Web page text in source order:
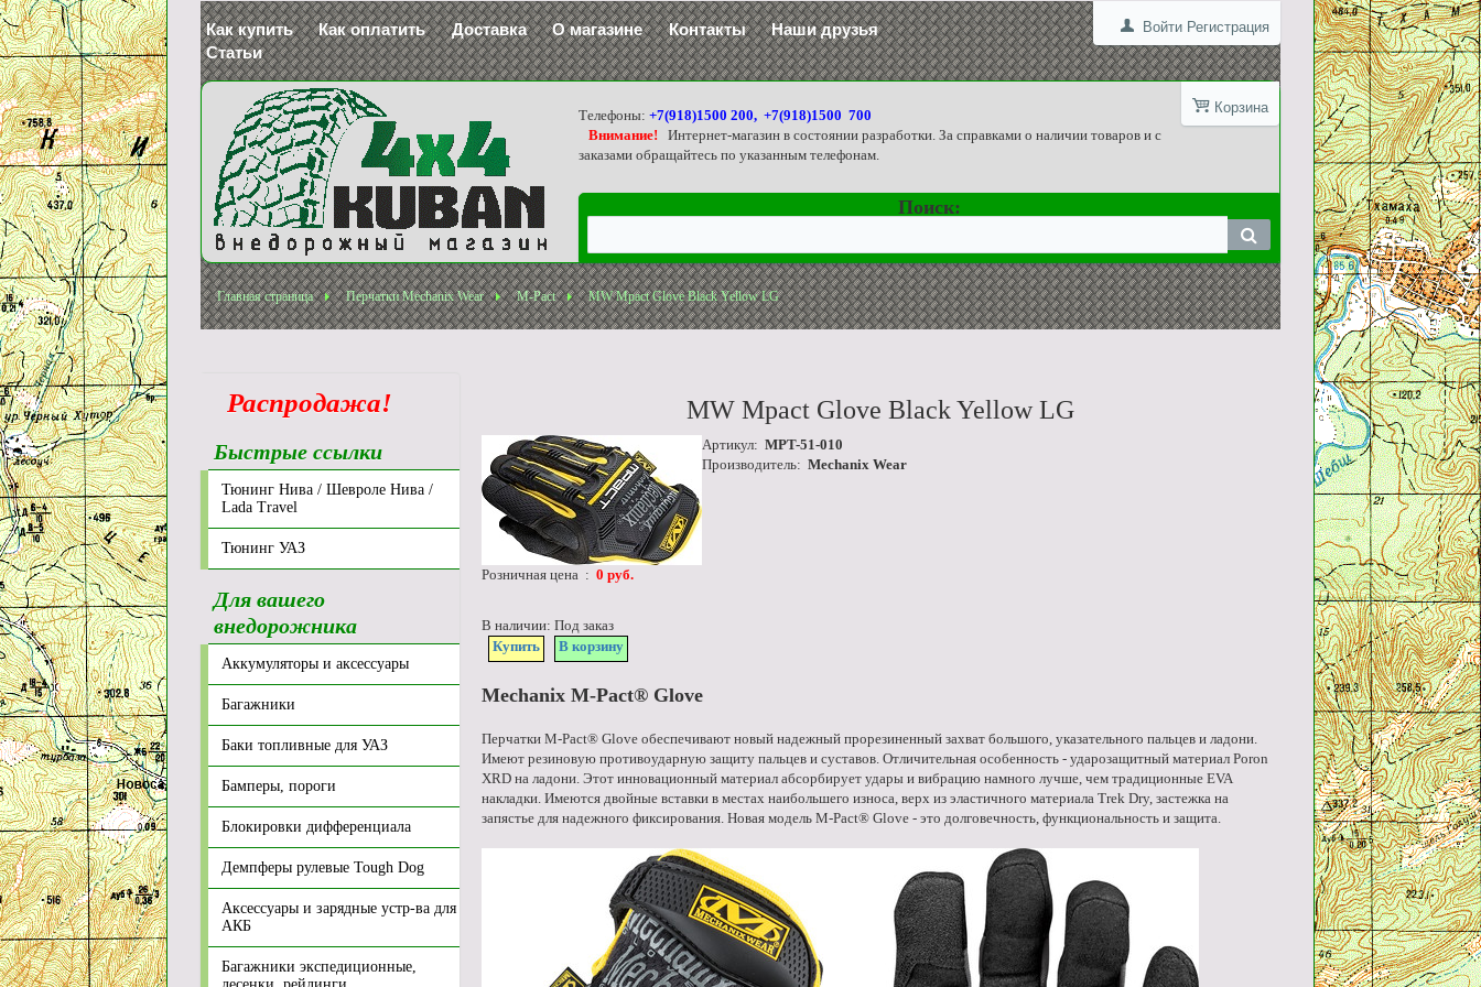
Войти Регистрация
Как купить Как оплатить Доставка О магазине Контакты
Наши друзья
Статьи
Корзина
Телефоны:+7(918)1500 200, +7(918)1500 700
Внимание!
Интернет-магазин в состоянии разработки. За справками о наличии товаров и с
заказами обращайтесь по указанным телефонам.
Поиск:
Главная страница Перчатки Mechanix Wear M-Pact MW Mpact Glove Black Yellow LG
MW Mpact Glove Black Yellow LG
Артикул: MPT-51-010
Производитель: Mechanix Wear
Розничная цена : 0 руб.
В наличии: Под заказ
Купить
В корзину
Mechanix M-Pact® Glove
Перчатки M-Pact® Glove обеспечивают новый надежный прорезиненный захват большого, указательного пальцев и ладони.
Имеют резиновую противоударную защиту пальцев и суставов. Отличительная особенность - ударозащитный материал Poron
XRD на ладони. Этот инновационный материал абсорбирует удары и вибрацию намного лучше, чем традиционные EVA
накладки. Имеются двойные вставки в местах наибольшего износа, верх из эластичного материала Trek Dry, застежка на
запястье для надежного фиксирования. Новая модель M-Pact® Glove - это долговечность, функциональность и защита.
Распродажа!
Быстрые ссылки
Тюнинг Нива / Шевроле Нива /
Lada Travel
Тюнинг УАЗ
Для вашего
внедорожника
Аккумуляторы и аксессуары
Багажники
Баки топливные для УАЗ
Бамперы, пороги
Блокировки дифференциала
Демпферы рулевые Tough Dog
Аксессуары и зарядные устр-ва для
АКБ
Багажники экспедиционные,